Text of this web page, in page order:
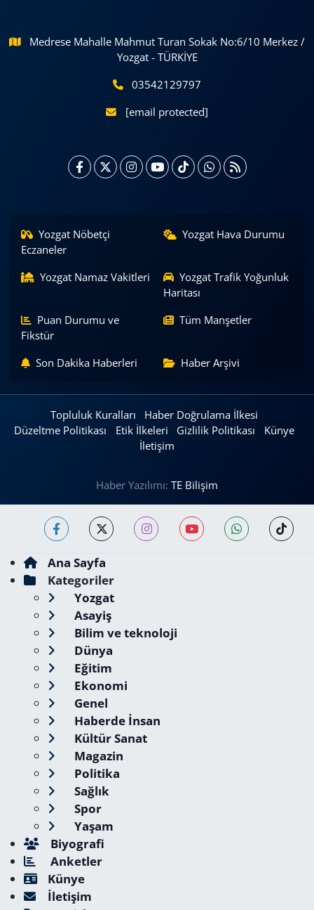
Medrese Mahalle Mahmut Turan Sokak No:6/10 Merkez /
Yozgat - TÜRKİYE
03542129797
[email protected]
Yozgat Nöbetçi
Eczaneler
Yozgat Hava Durumu
Yozgat Namaz Vakitleri
Yozgat Trafik Yoğunluk
Haritası
Puan Durumu ve
Fikstür
Tüm Manşetler
Son Dakika Haberleri Haber Arşivi
Topluluk Kuralları
Haber Doğrulama İlkesi
Düzeltme Politikası
Etik İlkeleri Gizlilik Politikası
Künye
İletişim
Haber Yazılımı: TE Bilişim
Ana Sayfa
Kategoriler
Yozgat
Asayiş
Bilim ve teknoloji
Dünya
Eğitim
Ekonomi
Genel
Haberde İnsan
Kültür Sanat
Magazin
Politika
Sağlık
Spor
Yaşam
Biyografi
Anketler
Künye
İletişim